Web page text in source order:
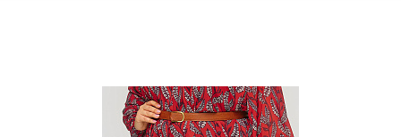
В наличии